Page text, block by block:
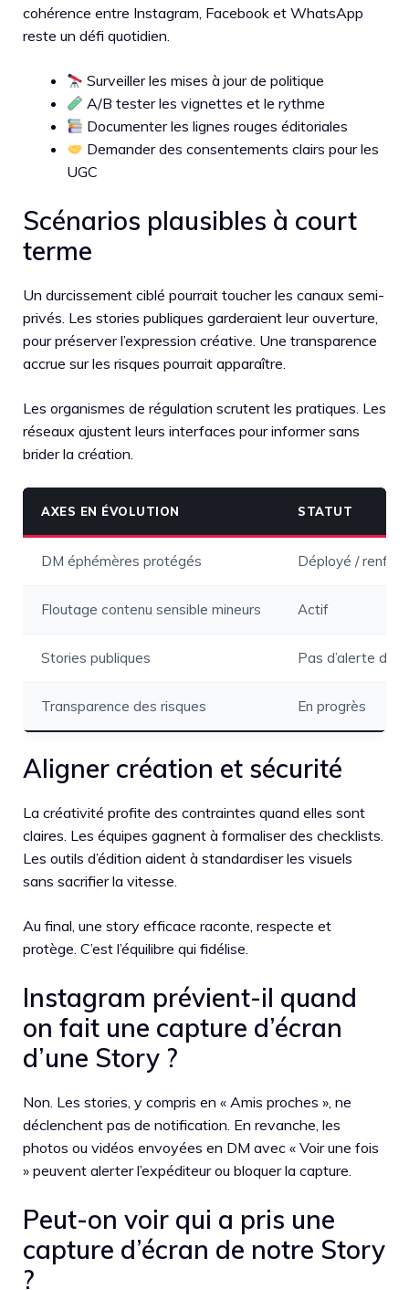
cohérence entre Instagram, Facebook et WhatsApp
reste un défi quotidien.
Surveiller les mises à jour de politique
A/B tester les vignettes et le rythme
Documenter les lignes rouges éditoriales
Demander des consentements clairs pour les
UGC
Scénarios plausibles à court
terme
Un durcissement ciblé pourrait toucher les canaux semi-
privés. Les stories publiques garderaient leur ouverture,
pour préserver l’expression créative. Une transparence
accrue sur les risques pourrait apparaître.
Les organismes de régulation scrutent les pratiques. Les
réseaux ajustent leurs interfaces pour informer sans
brider la création.
AXES EN ÉVOLUTION STATUT
DM éphémères protégés Déployé /
Floutage contenu sensible mineurs Actif
Stories publiques Pas d’alerte de
Transparence des risques En progrès
Aligner création et sécurité
La créativité profite des contraintes quand elles sont
claires. Les équipes gagnent à formaliser des checklists.
Les outils d’édition aident à standardiser les visuels
sans sacrifier la vitesse.
Au final, une story efficace raconte, respecte et
protège. C’est l’équilibre qui fidélise.
Instagram prévient-il quand
on fait une capture d’écran
d’une Story ?
Non. Les stories, y compris en « Amis proches », ne
déclenchent pas de notification. En revanche, les
photos ou vidéos envoyées en DM avec « Voir une fois
» peuvent alerter l’expéditeur ou bloquer la capture.
Peut-on voir qui a pris une
capture d’écran de notre Story
?